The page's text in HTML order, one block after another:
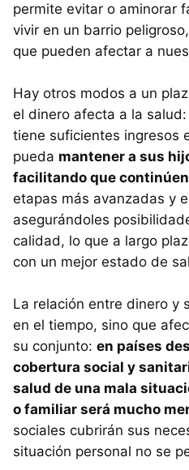
permite evitar o aminorar
vivir en un barrio
que pueden afectar a
Hay otros modos a un
el dinero afecta a la
tiene suficientes ingresos
pueda mantener a sus
facilitando que
etapas más avanzadas y
asegurándoles
calidad, lo que a largo
con un mejor estado de
La relación entre dinero y
en el tiempo, sino que
su conjunto: en países
cobertura social y
salud de una mala
o familiar será mucho
sociales cubrirán sus
situación personal no se